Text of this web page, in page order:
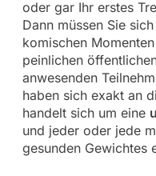
oder gar Ihr erstes
Dann müssen Sie sich
komischen
peinlichen
anwesenden
haben sich exakt an
handelt sich um eine
und jeder oder jede
gesunden Gewichtes